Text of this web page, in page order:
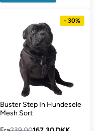
- 30%
Buster Step In Hundesele
Mesh Sort